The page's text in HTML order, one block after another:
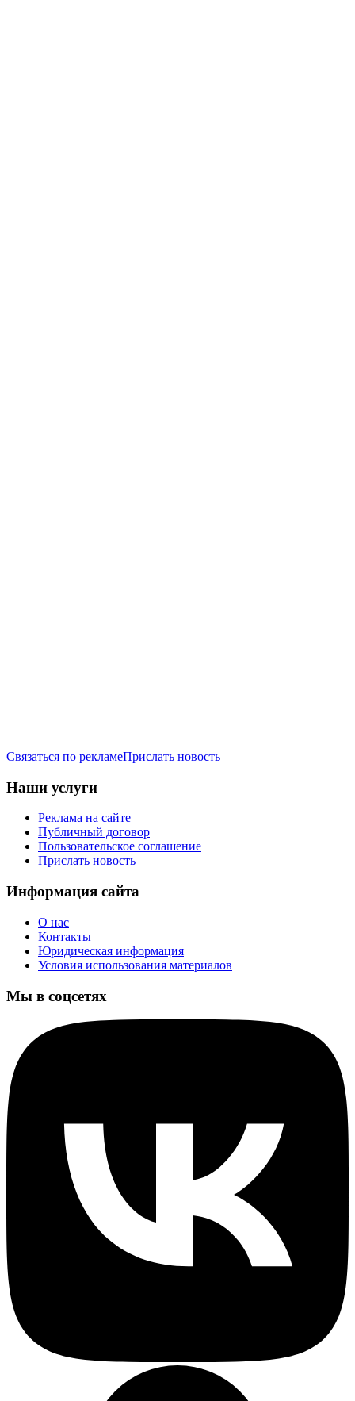
Связаться по рекламеПрислать новость
Наши услуги
Реклама на сайте
Публичный договор
Пользовательское соглашение
Прислать новость
Информация сайта
О нас
Контакты
Юридическая информация
Условия использования материалов
Мы в соцсетях